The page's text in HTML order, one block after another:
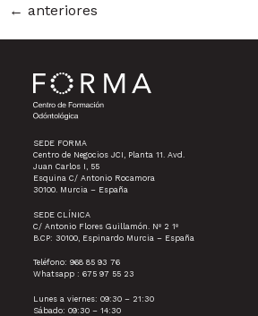
← anteriores
SEDE FORMA
Centro de Negocios JCI, Planta 11. Avd.
Juan Carlos I, 55
Esquina C/ Antonio Rocamora
30100. Murcia – España
SEDE CLÍNICA
C/ Antonio Flores Guillamón. Nº 2 1º
B.CP: 30100, Espinardo Murcia – España
Teléfono: 968 85 93 76
Whatsapp : 675 97 55 23
Lunes a viernes: 09:30 – 21:30
Sábado: 09:30 – 14:30